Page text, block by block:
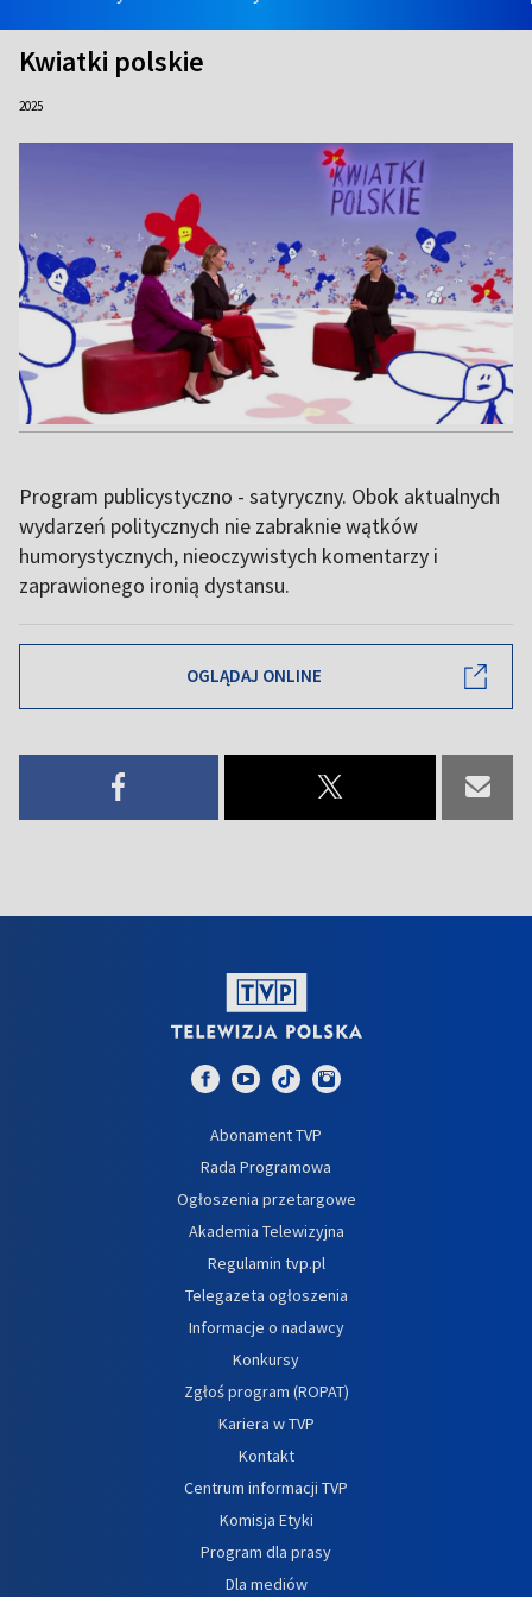
Kwiatki polskie
2025
Program publicystyczno - satyryczny. Obok aktualnych
wydarzeń politycznych nie zabraknie wątków
humorystycznych, nieoczywistych komentarzy i
zaprawionego ironią dystansu.
OGLĄDAJ ONLINE
Abonament TVP
Rada Programowa
Ogłoszenia przetargowe
Akademia Telewizyjna
Regulamin tvp.pl
Telegazeta ogłoszenia
Informacje o nadawcy
Konkursy
Zgłoś program (ROPAT)
Kariera w TVP
Kontakt
Centrum informacji TVP
Komisja Etyki
Program dla prasy
Dla mediów